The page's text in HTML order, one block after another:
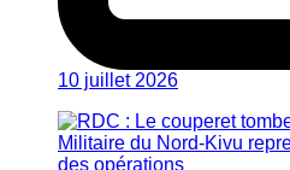
10 juillet 2026